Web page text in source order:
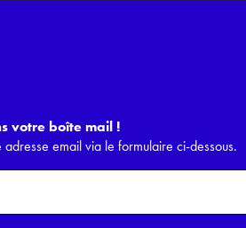
votre boîte mail !
email via le formulaire ci-dessous.